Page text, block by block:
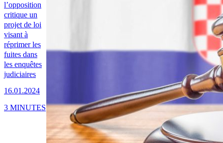
l’opposition
critique un
projet de loi
visant à
réprimer les
fuites dans
les enquêtes
judiciaires
16.01.2024
3 MINUTES